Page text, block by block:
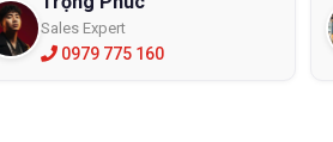
Sales Expert
0979 775 160